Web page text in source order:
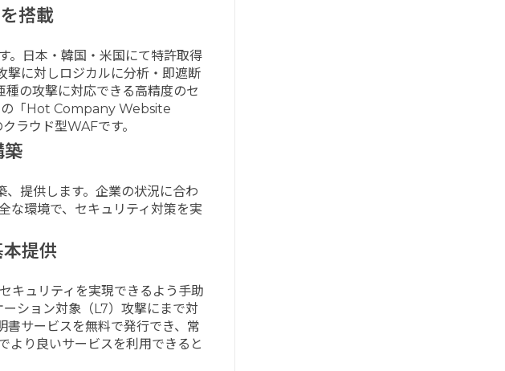
搭載
。日本・韓国・米国にて特許取得
撃に対しロジカルに分析・即遮断
の攻撃に対応できる高精度のセ
の「Hot Company Website
ラウド型WAFです。
築
提供します。企業の状況に合わ
な環境で、セキュリティ対策を実
提供
キュリティを実現できるよう手助
ション対象（L7）攻撃にまで対
サービスを無料で発行でき、常
より良いサービスを利用できると